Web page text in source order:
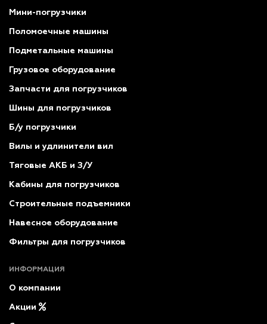
Мини-погрузчики
Поломоечные машины
Подметальные машины
Грузовое оборудование
Запчасти для погрузчиков
Шины для погрузчиков
Б/у погрузчики
Вилы и удлинители вил
Тяговые АКБ и З/У
Кабины для погрузчиков
Строительные подъемники
Навесное оборудование
Фильтры для погрузчиков
ИНФОРМАЦИЯ
О компании
Акции